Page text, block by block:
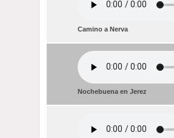
Camino a Nerva
Nochebuena en Jerez